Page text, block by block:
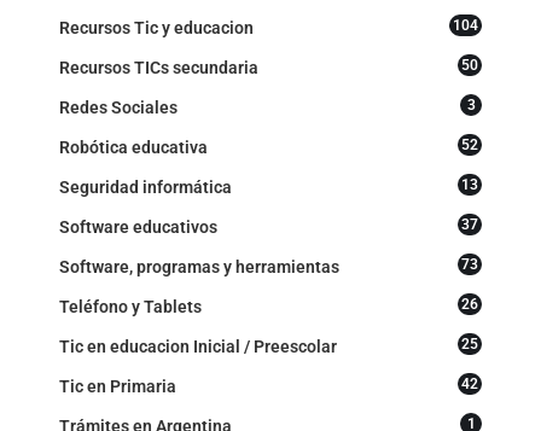
Recursos Tic y educacion 104
Recursos TICs secundaria 50
Redes Sociales 3
Robótica educativa 52
Seguridad informática 13
Software educativos 37
Software, programas y herramientas 73
Teléfono y Tablets 26
Tic en educacion Inicial / Preescolar 25
Tic en Primaria 42
Trámites en Argentina 1